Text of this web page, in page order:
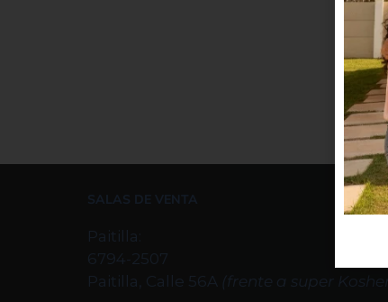
SALAS DE VENTA
Paitilla:
6794-2507
Paitilla, Calle 56A (frente a super Kosher)